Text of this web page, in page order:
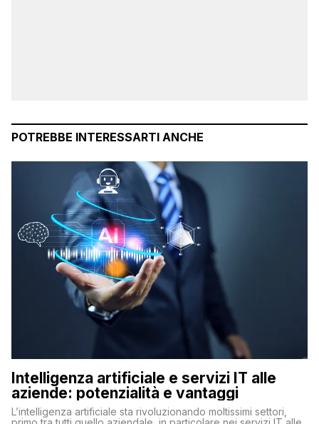
POTREBBE INTERESSARTI ANCHE
Intelligenza artificiale e servizi IT alle
aziende: potenzialità e vantaggi
L’intelligenza artificiale sta rivoluzionando moltissimi settori,